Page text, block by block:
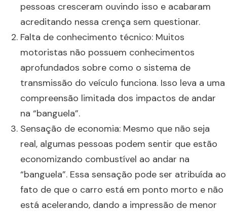
pessoas cresceram ouvindo isso e acabaram
acreditando nessa crença sem questionar.
Falta de conhecimento técnico: Muitos
motoristas não possuem conhecimentos
aprofundados sobre como o sistema de
transmissão do veículo funciona. Isso leva a uma
compreensão limitada dos impactos de andar
na “banguela”.
Sensação de economia: Mesmo que não seja
real, algumas pessoas podem sentir que estão
economizando combustível ao andar na
“banguela”. Essa sensação pode ser atribuída ao
fato de que o carro está em ponto morto e não
está acelerando, dando a impressão de menor